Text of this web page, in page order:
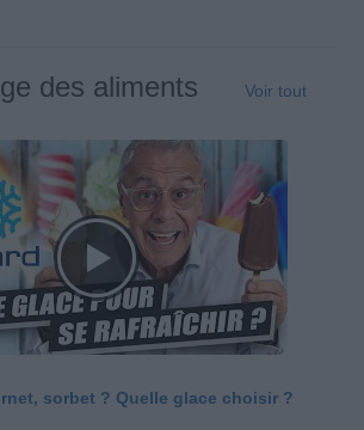
des aliments Voir tout
sorbet ? Quelle glace choisir ?